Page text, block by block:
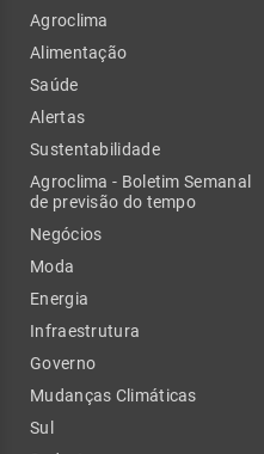
Agroclima
Alimentação
Saúde
Alertas
Sustentabilidade
Agroclima - Boletim Semanal
de previsão do tempo
Negócios
Moda
Energia
Infraestrutura
Governo
Mudanças Climáticas
Sul